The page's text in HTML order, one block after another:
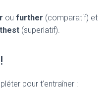
ou further (comparatif) et
(superlatif).
pour t’entraîner :